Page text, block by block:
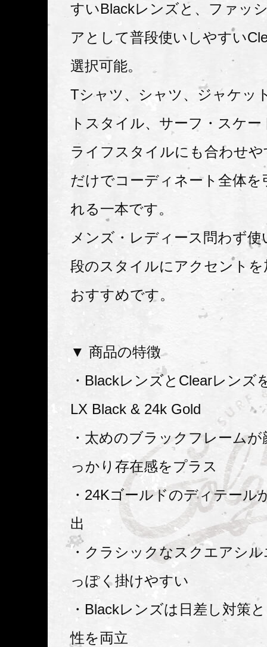
すいBlackレンズと、ファッ
アとして普段使いしやすい
選択可能。
Tシャツ、シャツ、ジャケッ
トスタイル、サーフ・スケ
ライフスタイルにも合わせ
だけでコーディネート全体を
れる一本です。
メンズ・レディース問わず
段のスタイルにアクセント
おすすめです。
▼ 商品の特徴
・BlackレンズとClearレンズ
LX Black & 24k Gold
・太めのブラックフレーム
っかり存在感をプラス
・24Kゴールドのディテール
出
・クラシックなスクエアシ
っぽく掛けやすい
・Blackレンズは日差し対策
性を両立